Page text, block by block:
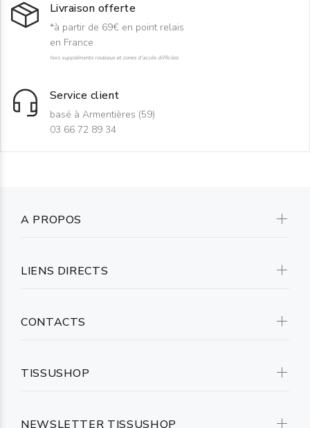
Livraison offerte
*à partir de 69€ en point relais
en France
hors suppléments rouleaux et zones d'accès difficiles
Service client
basé à Armentières (59)
03 66 72 89 34
NEWSLETTER TISSUSHOP
A PROPOS
LIENS DIRECTS
CONTACTS
TISSUSHOP